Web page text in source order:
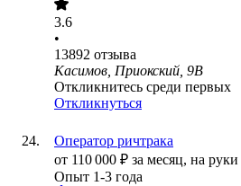
3.6
•
13892 отзыва
Касимов, Приокский, 9В
Откликнитесь среди первых
Откликнуться
Оператор ричтрака
от 110 000 ₽ за месяц, на руки
Опыт 1-3 года